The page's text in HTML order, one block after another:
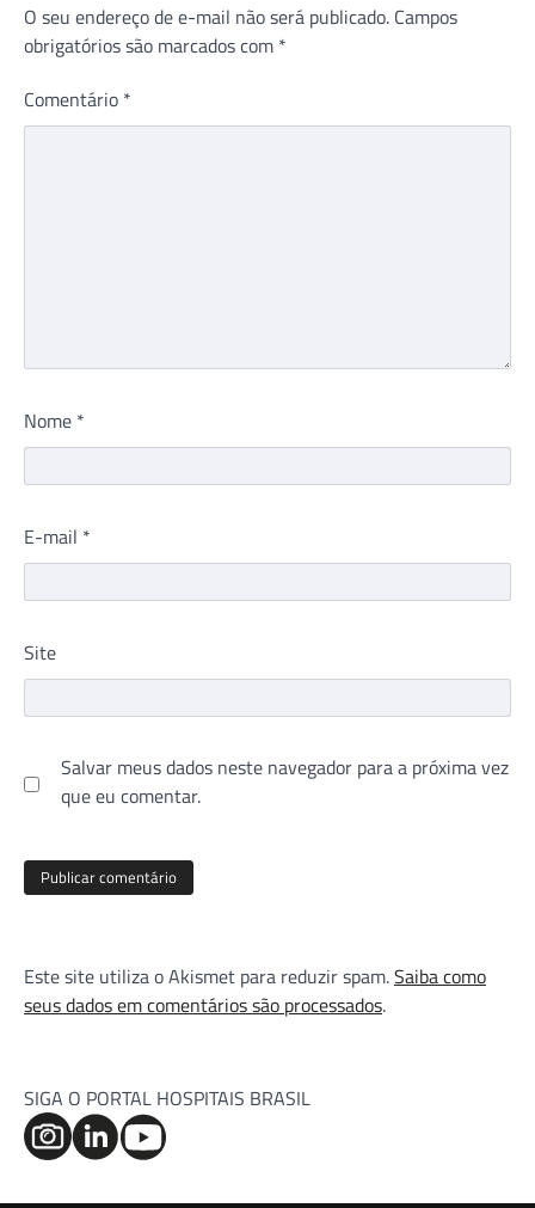
O seu endereço de e-mail não será publicado. Campos
obrigatórios são marcados com *
Comentário *
Nome *
E-mail *
Site
Salvar meus dados neste navegador para a próxima vez
que eu comentar.
Este site utiliza o Akismet para reduzir spam.Saiba como
seus dados em comentários são processados.
SIGA O PORTAL HOSPITAIS BRASIL